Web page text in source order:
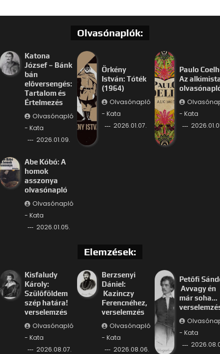
Olvasónaplók:
Katona
József – Bánk
bán
előversengés:
Tartalom és
Értelmezés
Olvasónapló
- Kata
2026.01.09.
Örkény
István: Tóték
(1964)
Olvasónapló
- Kata
2026.01.07.
Paulo
Az
- Kata
Abe Kóbó: A
homok
asszonya
olvasónapló
Olvasónapló
- Kata
2026.01.05.
Elemzések:
Kisfaludy
Károly:
Szülőföldem
szép határa!
verselemzés
Olvasónapló
- Kata
2026.08.07.
Berzsenyi
Dániel:
Kazinczy
Ferencnéhez,
verselemzés
Olvasónapló
- Kata
2026.08.06.
Petőfi
Avvagy én
már soha…
- Kata